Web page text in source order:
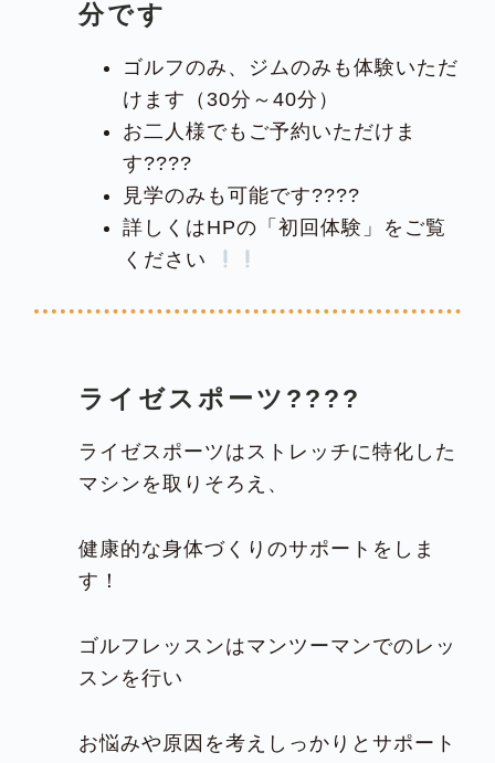
分です
ゴルフのみ、ジムのみも体験いただ
けます（30分～40分）
お二人様でもご予約いただけま
す????
見学のみも可能です????
詳しくはHPの「初回体験」をご覧
ください
ライゼスポーツ????
ライゼスポーツはストレッチに特化した
マシンを取りそろえ、
健康的な身体づくりのサポートをしま
す！
ゴルフレッスンはマンツーマンでのレッ
スンを行い
お悩みや原因を考えしっかりとサポート